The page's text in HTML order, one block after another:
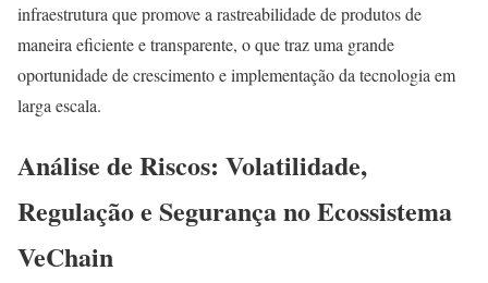
infraestrutura que promove a rastreabilidade de produtos de
maneira eficiente e transparente, o que traz uma grande
oportunidade de crescimento e implementação da tecnologia em
larga escala.
Análise de Riscos: Volatilidade,
Regulação e Segurança no Ecossistema
VeChain